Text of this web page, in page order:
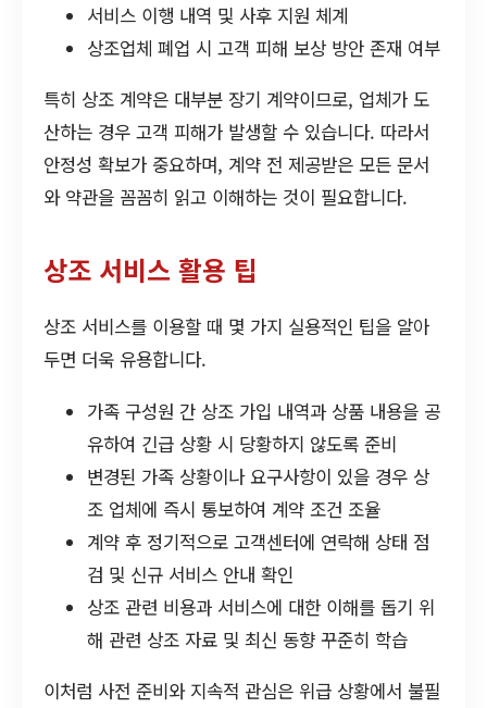
서비스 이행 내역 및 사후 지원 체계
상조업체 폐업 시 고객 피해 보상 방안 존재 여부
특히 상조 계약은 대부분 장기 계약이므로, 업체가 도
산하는 경우 고객 피해가 발생할 수 있습니다. 따라서
안정성 확보가 중요하며, 계약 전 제공받은 모든 문서
와 약관을 꼼꼼히 읽고 이해하는 것이 필요합니다.
상조 서비스 활용 팁
상조 서비스를 이용할 때 몇 가지 실용적인 팁을 알아
두면 더욱 유용합니다.
가족 구성원 간 상조 가입 내역과 상품 내용을 공
유하여 긴급 상황 시 당황하지 않도록 준비
변경된 가족 상황이나 요구사항이 있을 경우 상
조 업체에 즉시 통보하여 계약 조건 조율
계약 후 정기적으로 고객센터에 연락해 상태 점
검 및 신규 서비스 안내 확인
상조 관련 비용과 서비스에 대한 이해를 돕기 위
해 관련 상조 자료 및 최신 동향 꾸준히 학습
이처럼 사전 준비와 지속적 관심은 위급 상황에서 불필